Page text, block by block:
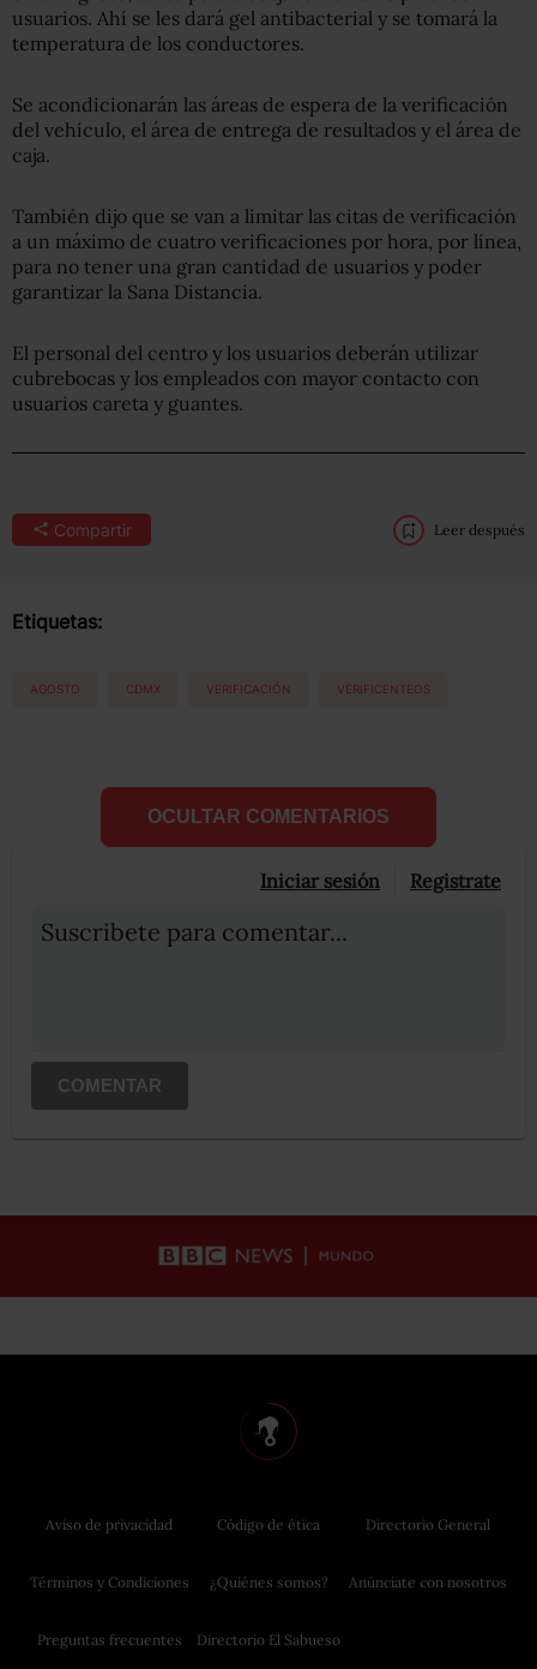
usuarios. Ahí se les dará gel antibacterial y se tomará la
temperatura de los conductores.
Se acondicionarán las áreas de espera de la verificación
del vehículo, el área de entrega de resultados y el área de
caja.
También dijo que se van a limitar las citas de verificación
a un máximo de cuatro verificaciones por hora, por línea,
para no tener una gran cantidad de usuarios y poder
garantizar la Sana Distancia.
El personal del centro y los usuarios deberán utilizar
cubrebocas y los empleados con mayor contacto con
usuarios careta y guantes.
Compartir Leer después
Etiquetas:
AGOSTO CDMX VERIFICACIÓN VERIFICENTEOS
OCULTAR COMENTARIOS
Iniciar sesión Registrate
Suscribete para comentar...
COMENTAR
Aviso de privacidad
Términos y Condiciones
Preguntas frecuentes
Código de ética
¿Quiénes somos?
Directorio El Sabueso
Directorio General
Anúnciate con nosotros